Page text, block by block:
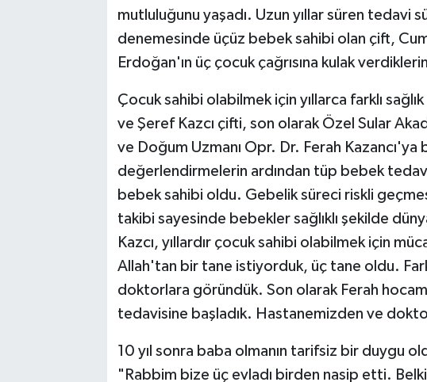
mutluluğunu yaşadı. Uzun yıllar süren tedavi
denemesinde üçüz bebek sahibi olan çift,
Erdoğan'ın üç çocuk çağrısına kulak
Çocuk sahibi olabilmek için yıllarca farklı
ve Şeref Kazcı çifti, son olarak Özel Sular
ve Doğum Uzmanı Opr. Dr. Ferah Kazancı'ya
değerlendirmelerin ardından tüp bebek
bebek sahibi oldu. Gebelik süreci riskli
takibi sayesinde bebekler sağlıklı şekilde
Kazcı, yıllardır çocuk sahibi olabilmek için
Allah'tan bir tane istiyorduk, üç tane oldu.
doktorlara göründük. Son olarak Ferah
tedavisine başladık. Hastanemizden ve
10 yıl sonra baba olmanın tarifsiz bir duygu
"Rabbim bize üç evladı birden nasip etti.